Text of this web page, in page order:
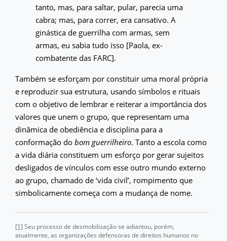
tanto, mas, para saltar, pular, parecia uma
cabra; mas, para correr, era cansativo. A
ginástica de guerrilha com armas, sem
armas, eu sabia tudo isso [Paola, ex-
combatente das FARC].
Também se esforçam por constituir uma moral própria
e reproduzir sua estrutura, usando símbolos e rituais
com o objetivo de lembrar e reiterar a importância dos
valores que unem o grupo, que representam uma
dinâmica de obediência e disciplina para a
conformação do bom guerrilheiro. Tanto a escola como
a vida diária constituem um esforço por gerar sujeitos
desligados de vínculos com esse outro mundo externo
ao grupo, chamado de ‘vida civil’, rompimento que
simbolicamente começa com a mudança de nome.
[1] Seu processo de desmobilização se adiantou, porém,
atualmente, as organizações defensoras de direitos humanos no